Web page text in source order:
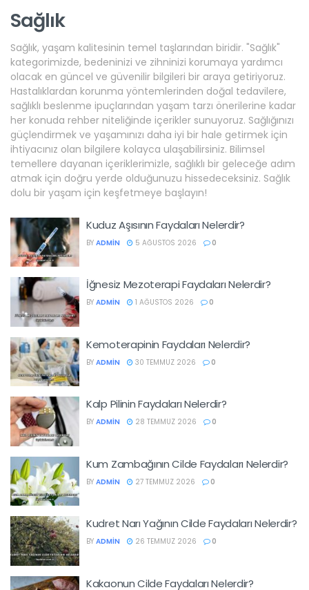
Sağlık
Sağlık, yaşam kalitesinin temel taşlarından biridir. "Sağlık"
kategorimizde, bedeninizi ve zihninizi korumaya yardımcı
olacak en güncel ve güvenilir bilgileri bir araya getiriyoruz.
Hastalıklardan korunma yöntemlerinden doğal tedavilere,
sağlıklı beslenme ipuçlarından yaşam tarzı önerilerine kadar
her konuda rehber niteliğinde içerikler sunuyoruz. Sağlığınızı
güçlendirmek ve yaşamınızı daha iyi bir hale getirmek için
ihtiyacınız olan bilgilere kolayca ulaşabilirsiniz. Bilimsel
temellere dayanan içeriklerimizle, sağlıklı bir geleceğe adım
atmak için doğru yerde olduğunuzu hissedeceksiniz. Sağlık
dolu bir yaşam için keşfetmeye başlayın!
Kuduz Aşısının Faydaları Nelerdir?
BY ADMIN 5 AĞUSTOS 2026 0
İğnesiz Mezoterapi Faydaları Nelerdir?
BY ADMIN 1 AĞUSTOS 2026 0
Kemoterapinin Faydaları Nelerdir?
BY ADMIN 30 TEMMUZ 2026 0
Kalp Pilinin Faydaları Nelerdir?
BY ADMIN 28 TEMMUZ 2026 0
Kum Zambağının Cilde Faydaları Nelerdir?
BY ADMIN 27 TEMMUZ 2026 0
Kudret Narı Yağının Cilde Faydaları Nelerdir?
BY ADMIN 26 TEMMUZ 2026 0
Kakaonun Cilde Faydaları Nelerdir?